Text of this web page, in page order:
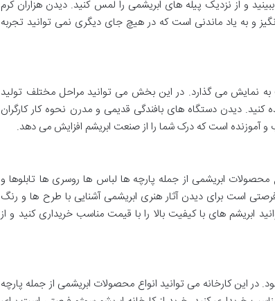
و از نزدیک پیله های ابریشمی را لمس کنید. دیدن هزاران کرم
و به یاد ماندنی است که در هیچ جای دیگری نمی توانید تجربه
به نمایش می گذارد. در این بخش می توانید مراحل مختلف تولید
کنید. دیدن دستگاه های بافندگی قدیمی و مدرن نحوه کار کارگران
آموزنده است که درک شما را از صنعت ابریشم افزایش می دهد.
ابریشمی از جمله پارچه ها لباس ها روسری ها تابلوها و
است برای دیدن آثار هنری ابریشمی آشنایی با طرح ها و رنگ
ابریشم های با کیفیت بالا را با قیمت مناسب خریداری کنید و از
در این کارخانه می توانید انواع محصولات ابریشمی از جمله پارچه